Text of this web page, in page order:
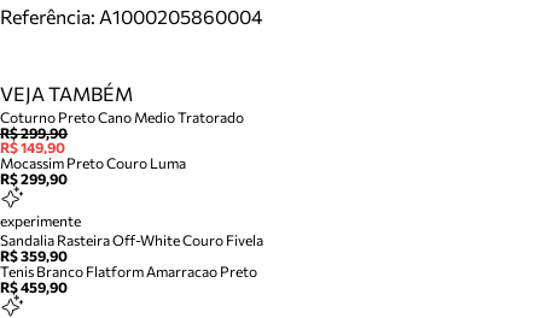
Referência: A1000205860004
VEJA TAMBÉM
Coturno Preto Cano Medio Tratorado
R$ 299,90
R$ 149,90
Mocassim Preto Couro Luma
R$ 299,90
experimente
Sandalia Rasteira Off-White Couro Fivela
R$ 359,90
Tenis Branco Flatform Amarracao Preto
R$ 459,90